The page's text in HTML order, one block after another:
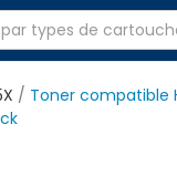
Toner compatible